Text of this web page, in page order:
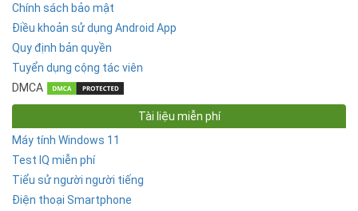
Chính sách bảo mật
Điều khoản sử dụng Android App
Quy định bản quyền
Tuyển dụng cộng tác viên
DMCA
Tài liệu miễn phí
Máy tính Windows 11
Test IQ miễn phí
Tiểu sử người người tiếng
Điện thoại Smartphone